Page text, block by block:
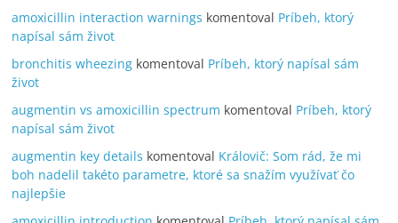
amoxicillin interaction warnings komentoval Príbeh, ktorý
napísal sám život
bronchitis wheezing komentoval Príbeh, ktorý napísal sám
život
augmentin vs amoxicillin spectrum komentoval Príbeh, ktorý
napísal sám život
augmentin key details komentoval Královič: Som rád, že mi
boh nadelil takéto parametre, ktoré sa snažím využívať čo
najlepšie